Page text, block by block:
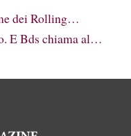
dei Rolling…
E Bds chiama al…